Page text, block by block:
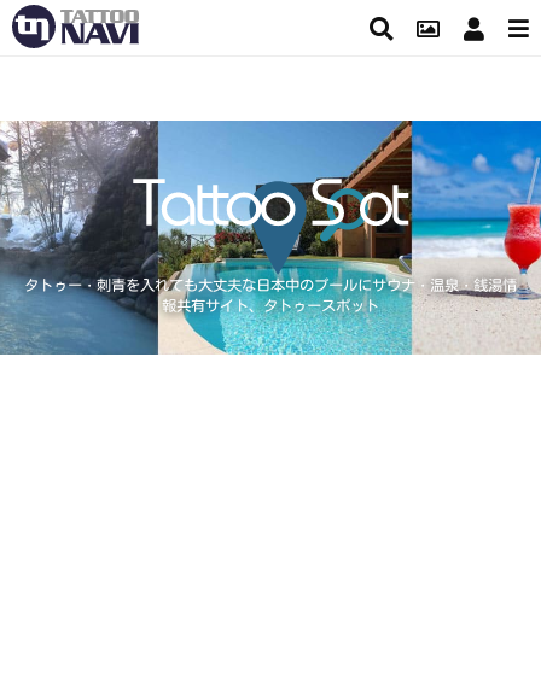
タトゥー・刺青を入れても大丈夫な日本中のプールにサウナ・温泉・銭湯情
報共有サイト、タトゥースポット